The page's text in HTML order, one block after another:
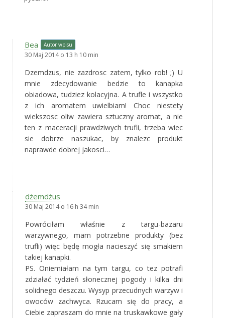
Bea Autor wpisu
30 Maj 2014 o 13 h 10 min
Dzemdzus, nie zazdrosc zatem, tylko rob! ;) U
mnie zdecydowanie bedzie to kanapka
obiadowa, tudziez kolacyjna. A trufle i wszystko
z ich aromatem uwielbiam! Choc niestety
wiekszosc oliw zawiera sztuczny aromat, a nie
ten z maceracji prawdziwych trufli, trzeba wiec
sie dobrze naszukac, by znalezc produkt
naprawde dobrej jakosci…
dżemdżus
30 Maj 2014 o 16 h 34 min
Powróciłam właśnie z targu-bazaru
warzywnego, mam potrzebne produkty (bez
trufli) więc będę mogła nacieszyć się smakiem
takiej kanapki.
PS. Oniemiałam na tym targu, co tez potrafi
zdziałać tydzień słonecznej pogody i kilka dni
solidnego deszczu. Wysyp przecudnych warzyw i
owoców zachwyca. Rzucam się do pracy, a
Ciebie zapraszam do mnie na truskawkowe gały